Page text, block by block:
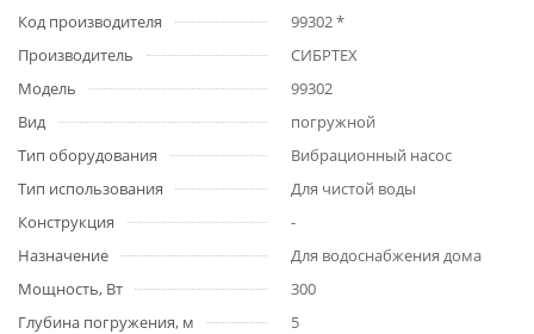
Код производителя
99302 *
Производитель
СИБРТЕХ
Модель
99302
Вид
погружной
Тип оборудования
Вибрационный насос
Тип использования
Для чистой воды
Конструкция
-
Назначение
Для водоснабжения дома
Мощность, Вт
300
Глубина погружения, м
5